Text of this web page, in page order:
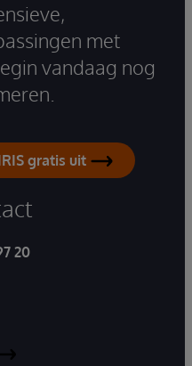
met
vandaag nog
gratis uit
20